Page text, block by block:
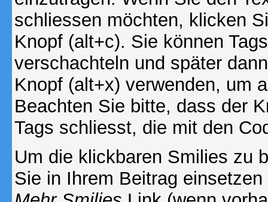
schliessen möchten, klicken
Knopf (alt+c). Sie können
verschachteln und später
Knopf (alt+x) verwenden, um
Beachten Sie bitte, dass der
Tags schliesst, die mit den
Um die klickbaren Smilies zu
Sie in Ihrem Beitrag